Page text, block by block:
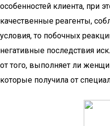
особенностей клиента, при
качественные реагенты,
условия, то побочных
негативные последствия
от того, выполняет ли
которые получила от